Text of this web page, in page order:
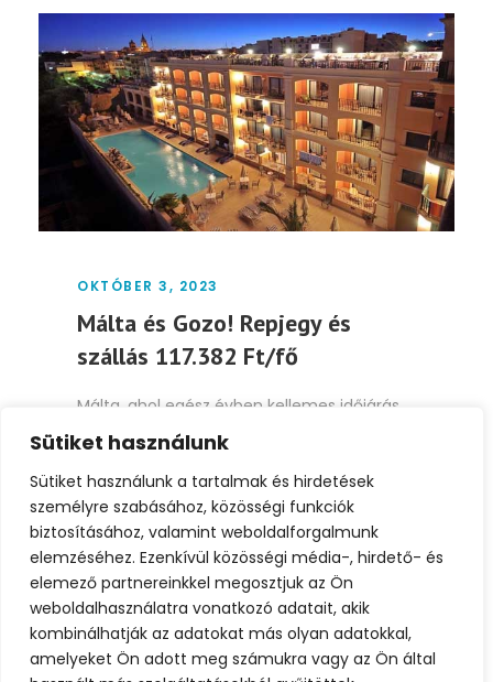
Sütiket használunk
Sütiket használunk a tartalmak és hirdetések
személyre szabásához, közösségi funkciók
biztosításához, valamint weboldalforgalmunk
elemzéséhez. Ezenkívül közösségi média-, hirdető- és
elemező partnereinkkel megosztjuk az Ön
weboldalhasználatra vonatkozó adatait, akik
kombinálhatják az adatokat más olyan adatokkal,
amelyeket Ön adott meg számukra vagy az Ön által
OKTÓBER 3, 2023
Málta és Gozo! Repjegy és
szállás 117.382 Ft/fő
Málta, ahol egész évben kellemes időjárás
uralkodik, csodálatos tengerpartokat és
gazdag történelmi örökségeket kínál. A...
Tovább
1